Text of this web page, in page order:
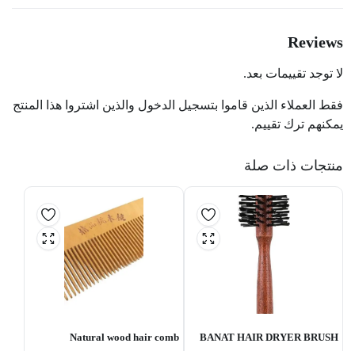
Reviews
لا توجد تقييمات بعد.
فقط العملاء الذين قاموا بتسجيل الدخول والذين اشتروا هذا المنتج
يمكنهم ترك تقييم.
منتجات ذات صلة
BANAT HAIR DRYER BRUSH
Natural wood hair comb